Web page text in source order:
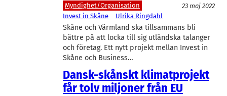
Myndighet/Organisation
23 maj 2022
Invest in Skåne
Ulrika Ringdahl
Skåne och Värmland ska tillsammans bli
bättre på att locka till sig utländska talanger
och företag. Ett nytt projekt mellan Invest in
Skåne och Business…
Dansk-skånskt klimatprojekt
får tolv miljoner från EU